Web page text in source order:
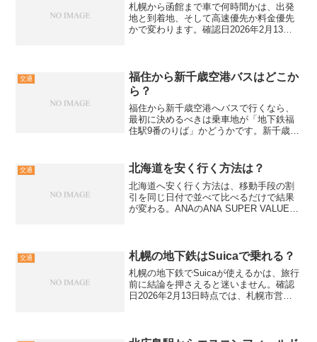
札幌から函館まで車で何時間かは、出発
地と到着地、そして高速優先か料金優先
かで変わります。確認日2026年2月13日
を最短で見...
交通
福住から新千歳空港バスはどこか
ら？
福住から新千歳空港へバスで行くなら、
最初に決めるべきは乗車地が「地下鉄福
住駅9番のりば」かどうかです。新千歳空
変わります。確認日が2026-02-13なら、
出発当日は運...
交通 北海道を安く行く方法は？
北海道へ安く行く方法は、移動手段の割
引を同じ日付で並べて比べるだけで結果
が変わる。ANAのANA SUPER VALUE
交通 札幌の地下鉄はSuicaで乗れる？
札幌の地下鉄でSuicaが使えるかは、旅行
前に結論を押さえると迷いません。確認
日2026年2月13日時点では、札幌市営地